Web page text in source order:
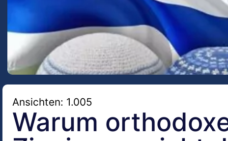
Ansichten: 1.005
Warum